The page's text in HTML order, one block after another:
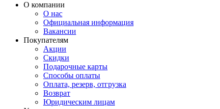
О компании
О нас
Официальная информация
Вакансии
Покупателям
Акции
Скидки
Подарочные карты
Способы оплаты
Оплата, резерв, отгрузка
Возврат
Юридическим лицам